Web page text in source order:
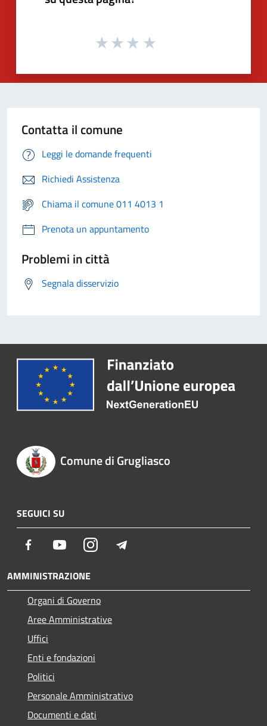
Contatta il comune
Leggi le domande frequenti
Richiedi Assistenza
Chiama il comune 011 4013 1
Prenota un appuntamento
Problemi in città
Segnala disservizio
Comune di Grugliasco
SEGUICI SU
Facebook YoutubeInstagram
AMMINISTRAZIONE
Organi di Governo
Aree Amministrative
Uffici
Enti e fondazioni
Politici
Personale Amministrativo
Documenti e dati